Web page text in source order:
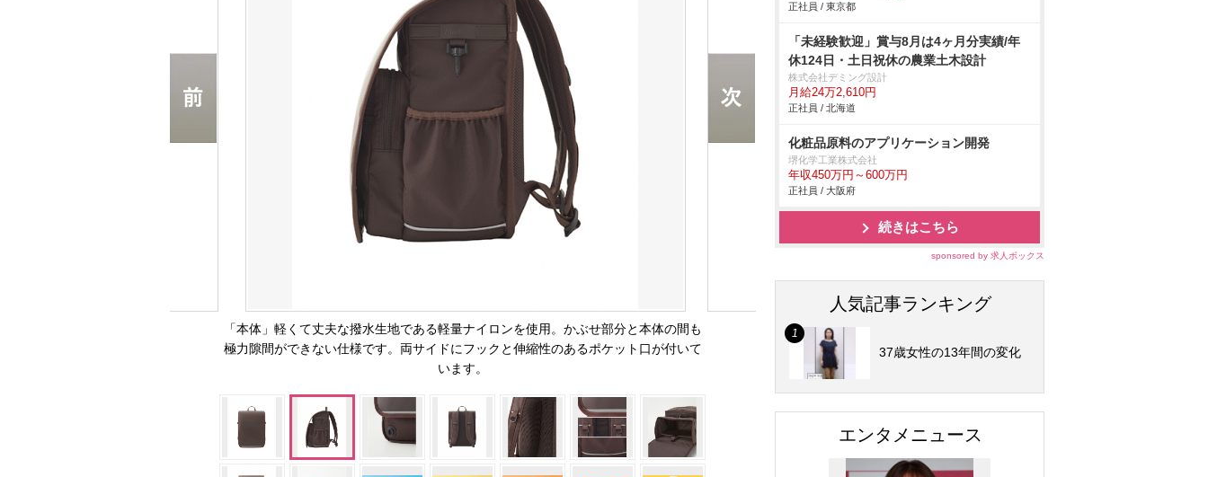
「本体」軽くて丈夫な撥水生地である軽量ナイロンを使用。かぶせ部分と本体の間も
極力隙間ができない仕様です。両サイドにフックと伸縮性のあるポケット口が付いて
います。
正社員 / 東京都
「未経験歓迎」賞与8月は4ヶ月分実績/年
休124日・土日祝休の農業土木設計
株式会社デミング設計
月給24万2,610円
正社員 / 北海道
化粧品原料のアプリケーション開発
堺化学工業株式会社
年収450万円～600万円
正社員 / 大阪府
続きはこちら
sponsored by 求人ボックス
人気記事ランキング
37歳女性の13年間の変化
エンタメニュース